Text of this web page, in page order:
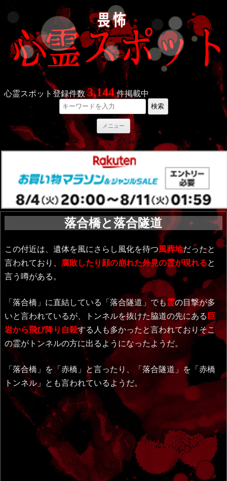
心霊スポット登録件数3,144件掲載中
検索
メニュー
コ
ン
テ
ン
ツ
へ
キ
ッ
プ
落合橋と落合隧道
この付近は、 遺体を風にさらし風化を待つ風葬地だったと
言われており、 腐敗したり顔の崩れた外見の霊が現れると
言う噂がある。
「落合橋」に直結している「落合隧道」でも霊の目撃が多
いと言われているが、トンネルを抜けた脇道の先にある 巨
岩から飛び降り自殺する人も多かったと言われておりそこ
の霊がトンネルの方に出るようになったようだ。
「落合橋」を「赤橋」と言ったり、「落合隧道」を「赤橋
トンネル」とも言われているようだ。